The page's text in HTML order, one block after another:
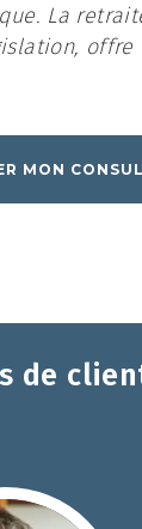
La
offre
MON
de